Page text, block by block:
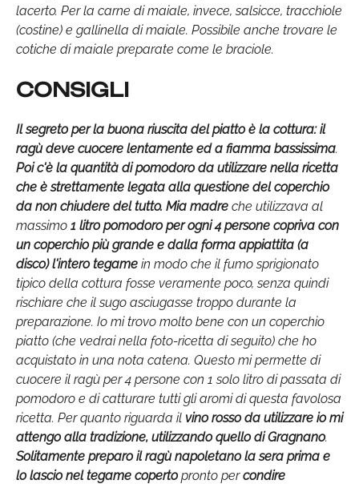
lacerto. Per la carne di maiale, invece, salsicce, tracchiole
(costine) e gallinella di maiale. Possibile anche trovare le
cotiche di maiale preparate come le braciole.
CONSIGLI
Il segreto per la buona riuscita del piatto è la cottura: il
ragù deve cuocere lentamente ed a fiamma bassissima.
Poi c'è la quantità di pomodoro da utilizzare nella ricetta
che è strettamente legata alla questione del coperchio
da non chiudere del tutto. Mia madre che utilizzava al
massimo 1 litro pomodoro per ogni 4 persone copriva con
un coperchio più grande e dalla forma appiattita (a
disco) l'intero tegame in modo che il fumo sprigionato
tipico della cottura fosse veramente poco, senza quindi
rischiare che il sugo asciugasse troppo durante la
preparazione. Io mi trovo molto bene con un coperchio
piatto (che vedrai nella foto-ricetta di seguito) che ho
acquistato in una nota catena. Questo mi permette di
cuocere il ragù per 4 persone con 1 solo litro di passata di
pomodoro e di catturare tutti gli aromi di questa favolosa
ricetta. Per quanto riguarda il vino rosso da utilizzare io mi
attengo alla tradizione, utilizzando quello di Gragnano.
Solitamente preparo il ragù napoletano la sera prima e
lo lascio nel tegame copertopronto percondire